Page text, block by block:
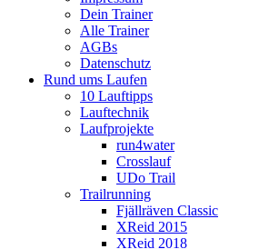
Dein Trainer
Alle Trainer
AGBs
Datenschutz
Rund ums Laufen
10 Lauftipps
Lauftechnik
Laufprojekte
run4water
Crosslauf
UDo Trail
Trailrunning
Fjällräven Classic
XReid 2015
XReid 2018